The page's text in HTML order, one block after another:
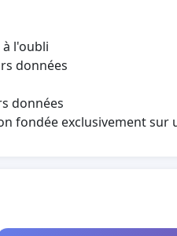
l'oubli
données
données
fondée exclusivement